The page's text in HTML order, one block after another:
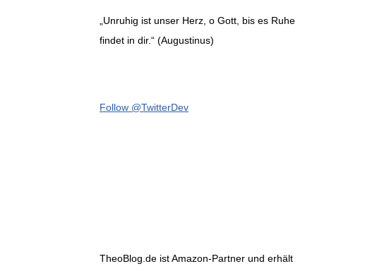
„Unruhig ist unser Herz, o Gott, bis es Ruhe
findet in dir.“ (Augustinus)
Follow @TwitterDev
TheoBlog.de ist Amazon-Partner und erhält